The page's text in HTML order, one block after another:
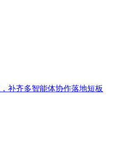
补齐多智能体协作落地短板